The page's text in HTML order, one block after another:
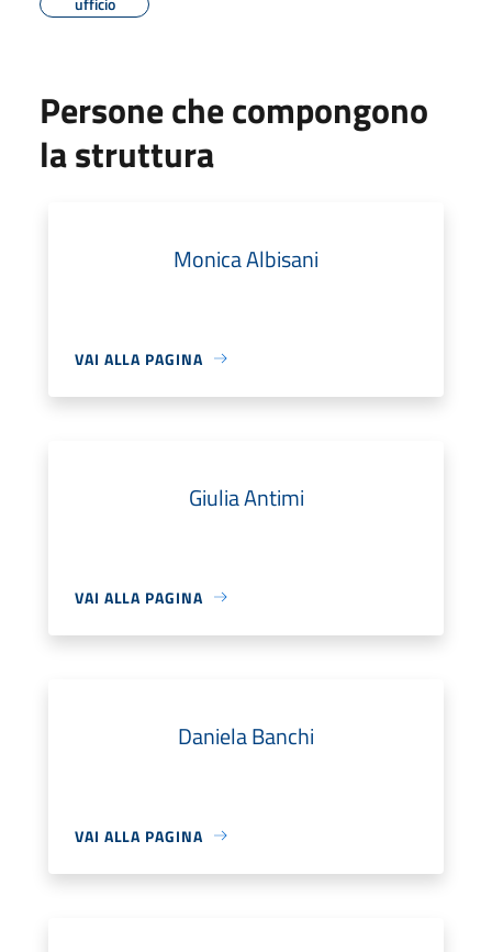
Persone che compongono
la struttura
Monica Albisani
VAI ALLA PAGINA
Giulia Antimi
VAI ALLA PAGINA
Daniela Banchi
VAI ALLA PAGINA